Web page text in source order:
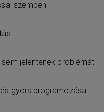
szemben
sem jelentenek problémát
gyors programozása